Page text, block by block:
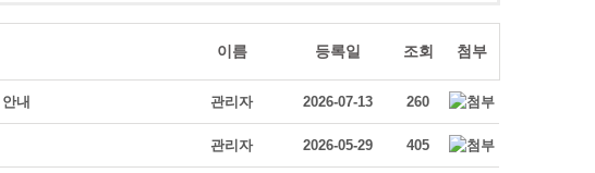
이름 등록일 조회 첨부
내 관리자 2026-07-13 260
관리자 2026-05-29 405